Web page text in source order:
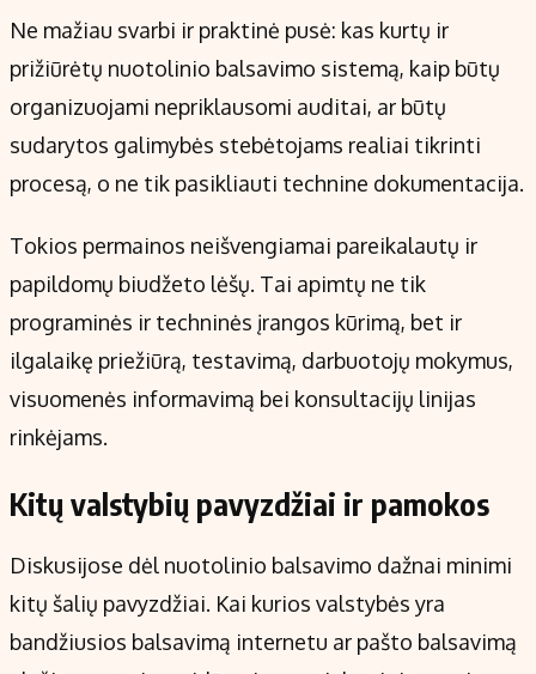
Ne mažiau svarbi ir praktinė pusė: kas kurtų ir
prižiūrėtų nuotolinio balsavimo sistemą, kaip būtų
organizuojami nepriklausomi auditai, ar būtų
sudarytos galimybės stebėtojams realiai tikrinti
procesą, o ne tik pasikliauti technine dokumentacija.
Tokios permainos neišvengiamai pareikalautų ir
papildomų biudžeto lėšų. Tai apimtų ne tik
programinės ir techninės įrangos kūrimą, bet ir
ilgalaikę priežiūrą, testavimą, darbuotojų mokymus,
visuomenės informavimą bei konsultacijų linijas
rinkėjams.
Kitų valstybių pavyzdžiai ir pamokos
Diskusijose dėl nuotolinio balsavimo dažnai minimi
kitų šalių pavyzdžiai. Kai kurios valstybės yra
bandžiusios balsavimą internetu ar pašto balsavimą